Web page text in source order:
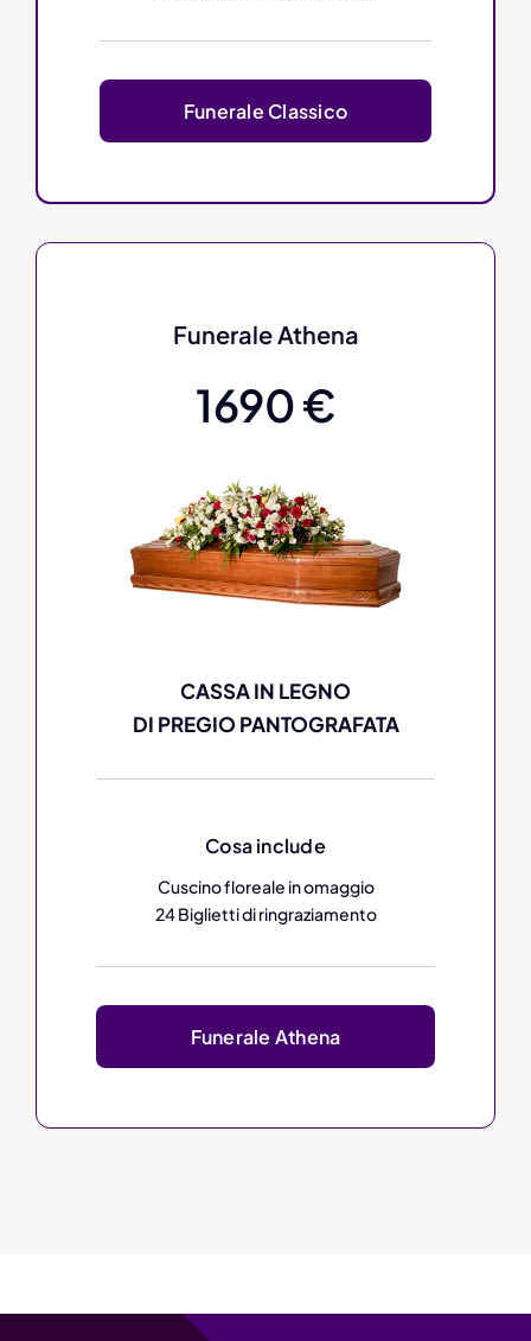
Funerale Classico
Funerale Athena
1690 €
CASSA IN LEGNO
DI PREGIO PANTOGRAFATA
Cosa include
Cuscino floreale in omaggio
24 Biglietti di ringraziamento
Funerale Athena